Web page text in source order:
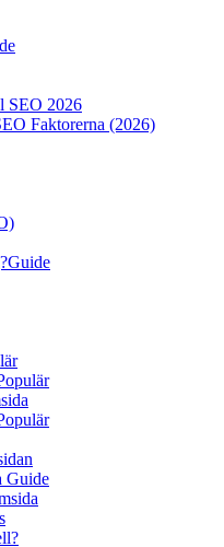
SEO 2026
Faktorerna (2026)
Guide
Guide